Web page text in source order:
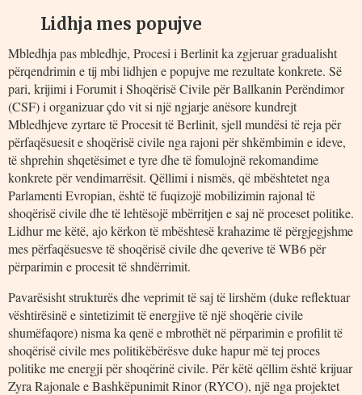
Lidhja mes popujve
Mbledhja pas mbledhje, Procesi i Berlinit ka zgjeruar gradualisht
përqendrimin e tij mbi lidhjen e popujve me rezultate konkrete. Së
pari, krijimi i Forumit i Shoqërisë Civile për Ballkanin Perëndimor
(CSF) i organizuar çdo vit si një ngjarje anësore kundrejt
Mbledhjeve zyrtare të Procesit të Berlinit, sjell mundësi të reja për
përfaqësuesit e shoqërisë civile nga rajoni për shkëmbimin e ideve,
të shprehin shqetësimet e tyre dhe të fomulojnë rekomandime
konkrete për vendimarrësit. Qëllimi i nismës, që mbështetet nga
Parlamenti Evropian, është të fuqizojë mobilizimin rajonal të
shoqërisë civile dhe të lehtësojë mbërritjen e saj në proceset politike.
Lidhur me këtë, ajo kërkon të mbështesë krahazime të përgjegjshme
mes përfaqësuesve të shoqërisë civile dhe qeverive të WB6 për
përparimin e procesit të shndërrimit.
Pavarësisht strukturës dhe veprimit të saj të lirshëm (duke reflektuar
vështirësinë e sintetizimit të energjive të një shoqërie civile
shumëfaqore) nisma ka qenë e mbrothët në përparimin e profilit të
shoqërisë civile mes politikëbërësve duke hapur më tej proces
politike me energji për shoqërinë civile. Për këtë qëllim është krijuar
Zyra Rajonale e Bashkëpunimit Rinor (RYCO), një nga projektet